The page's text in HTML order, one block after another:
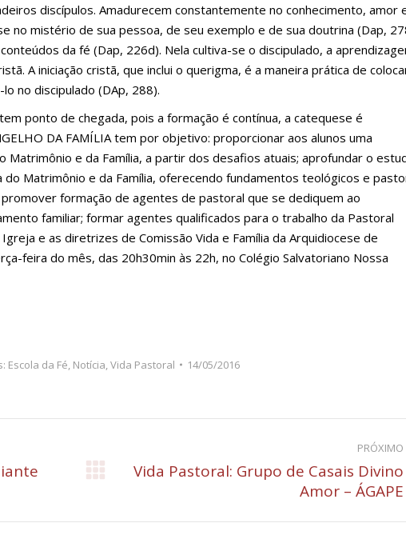
discípulos. Amadurecem constantemente no conhecimento, amor
no mistério de sua pessoa, de seu exemplo e de sua doutrina (Dap,
da fé (Dap, 226d). Nela cultiva-se o discipulado, a
A iniciação cristã, que inclui o querigma, é a maneira prática de
no discipulado (DAp, 288).
ponto de chegada, pois a formação é contínua, a catequese é
DA FAMÍLIA tem por objetivo: proporcionar aos alunos uma
Matrimônio e da Família, a partir dos desafios atuais; aprofundar o
Matrimônio e da Família, oferecendo fundamentos teológicos e
promover formação de agentes de pastoral que se dediquem ao
familiar; formar agentes qualificados para o trabalho da Pastoral
e as diretrizes de Comissão Vida e Família da Arquidiocese de
feira do mês, das 20h30min às 22h, no Colégio Salvatoriano Nossa
Escola da Fé, Notícia,Vida Pastoral 14/05/2016
PRÓXIMO
Próximo
Vida Pastoral: Grupo de Casais Divino
Amor – ÁGAPE